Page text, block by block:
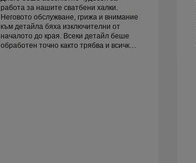
работа за нашите сватбени халки.
Неговото обслужване, грижа и внимание
към детайла бяха изключителни от
началото до края. Всеки детайл беше
обработен точно както трябва и всичко